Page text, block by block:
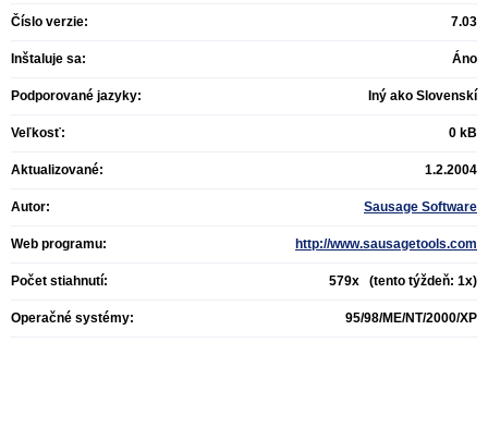
Číslo verzie: 7.03
Inštaluje sa: Áno
Podporované jazyky: Iný ako Slovenskí
Veľkosť: 0 kB
Aktualizované: 1.2.2004
Autor: Sausage Software
Web programu: http://www.sausagetools.com
Počet stiahnutí: 579x (tento týždeň: 1x)
Operačné systémy: 95/98/ME/NT/2000/XP